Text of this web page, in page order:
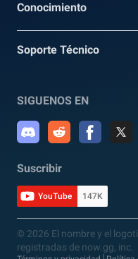
Conocimiento
Soporte Técnico
SIGUENOS EN
Suscribir
YouTube 147K
© 2026 El nombre y el
registradas de now.gg, inc.